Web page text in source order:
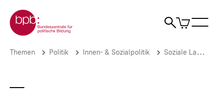
zum
Seiteninhalt
springen
Zur Startseite der bpb
Suche
Artikel
im
Rürup-
Brotkrümelnavigation
Pfadnavigation
Themen Politik Innen- & Sozialpolitik Soziale Lage